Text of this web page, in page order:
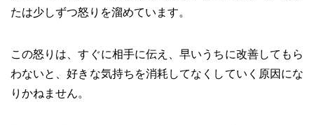
たは少しずつ怒りを溜めています。
この怒りは、すぐに相手に伝え、早いうちに改善してもら
わないと、好きな気持ちを消耗してなくしていく原因にな
りかねません。